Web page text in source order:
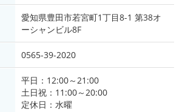
愛知県豊田市若宮町1丁目8-1 第38オ
ーシャンビル8F
0565-39-2020
平日：12:00～21:00
土日祝：11:00～20:00
定休日：水曜